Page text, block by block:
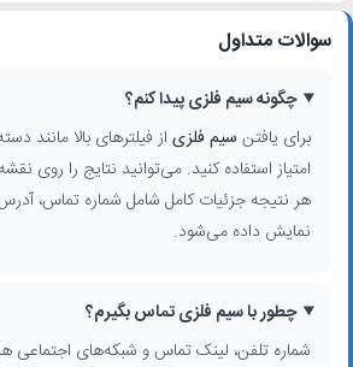
سوالات متداول
چگونه سیم فلزی پیدا کنم؟
برای یافتن سیم فلزی از فیلترهای بالا مانند
امتیاز استفاده کنید. می‌توانید نتایج را روی
هر نتیجه جزئیات کامل شامل شماره تماس،
نمایش داده می‌شود.
چطور با سیم فلزی تماس بگیرم؟
شماره تلفن، لینک تماس و شبکه‌های اجتماعی